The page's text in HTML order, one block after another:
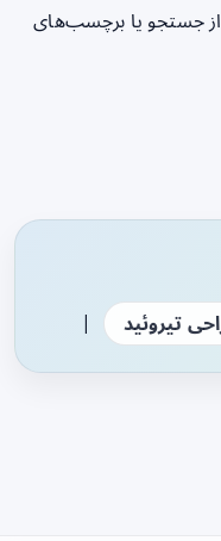
از جستجو یا برچسب‌های
تیروئید |